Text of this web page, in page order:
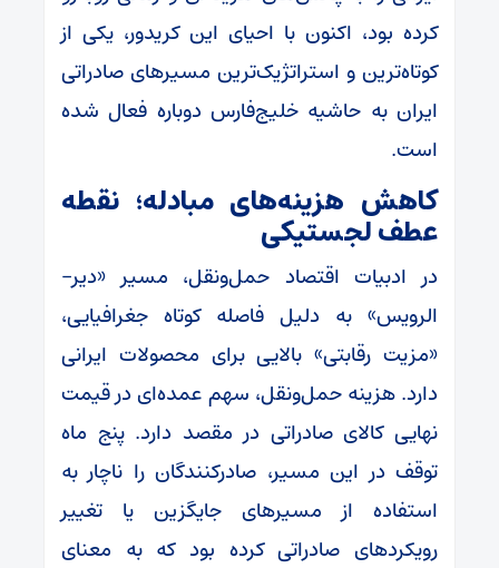
کرده بود، اکنون با احیای این کریدور، یکی از
کوتاه‌ترین و استراتژیک‌ترین مسیرهای صادراتی
ایران به حاشیه خلیج‌فارس دوباره فعال شده
است.
کاهش هزینه‌های مبادله؛ نقطه
عطف لجستیکی
در ادبیات اقتصاد حمل‌ونقل، مسیر «دیر-
الرویس» به دلیل فاصله کوتاه جغرافیایی،
«مزیت رقابتی» بالایی برای محصولات ایرانی
دارد. هزینه حمل‌ونقل، سهم عمده‌ای در قیمت
نهایی کالای صادراتی در مقصد دارد. پنج ماه
توقف در این مسیر، صادرکنندگان را ناچار به
استفاده از مسیرهای جایگزین یا تغییر
رویکردهای صادراتی کرده بود که به معنای